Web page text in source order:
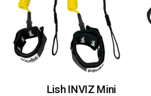
Lish INVIZ Mini